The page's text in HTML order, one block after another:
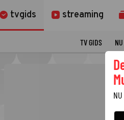
tvgids streaming
TV GIDS